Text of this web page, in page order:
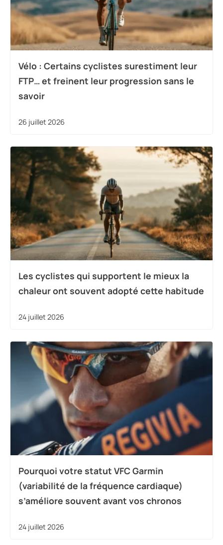
Vélo : Certains cyclistes surestiment leur
FTP… et freinent leur progression sans le
savoir
26 juillet 2026
Les cyclistes qui supportent le mieux la
chaleur ont souvent adopté cette habitude
24 juillet 2026
Pourquoi votre statut VFC Garmin
(variabilité de la fréquence cardiaque)
s’améliore souvent avant vos chronos
24 juillet 2026